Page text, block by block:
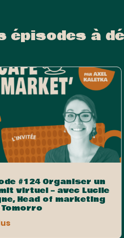
épisodes à
#124 Organiser un
virtuel – avec Lucile
Head of marketing
Tomorro